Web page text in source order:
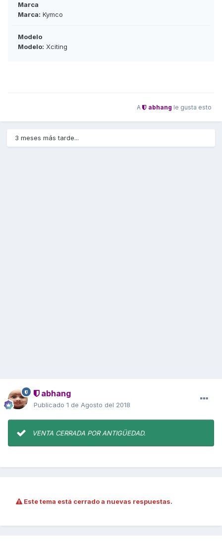
Marca
Marca: Kymco
Modelo
Modelo: Xciting
A abhang le gusta esto
3 meses más tarde...
abhang
Publicado 1 de Agosto del 2018
VENTA CERRADA POR ANTIGÜEDAD.
Este tema está cerrado a nuevas respuestas.